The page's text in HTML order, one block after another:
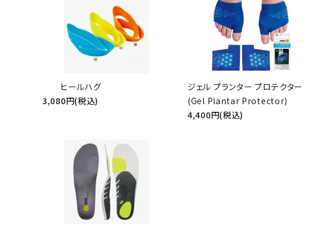
革靴・パンプス
ヒールハグ
3,080円(税込)
ジェル プランター プロテクター
(Gel Plantar Protector)
4,400円(税込)
カテゴリー